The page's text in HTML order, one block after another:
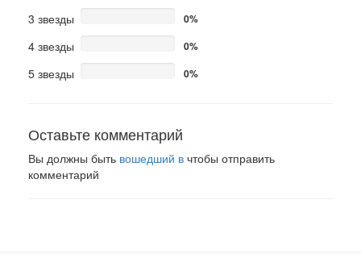
3 звезды 0%
4 звезды 0%
5 звезды 0%
Оставьте комментарий
Вы должны быть вошедший в чтобы отправить
комментарий